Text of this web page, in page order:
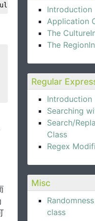
Introduction
Application
The
The
Regular
Introduction
Searching
Search/
Class
Regex
Misc
class